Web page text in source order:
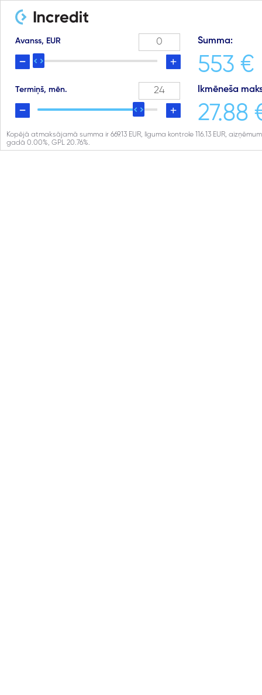
Avanss, EUR
Termiņš, mēn.
Summa:
553 €
Ikmēneša
27.88
Kopējā atmaksājamā summa ir 669.13 EUR, līguma kontrole 116.13 EUR,
gadā 0.00%, GPL 20.76%.